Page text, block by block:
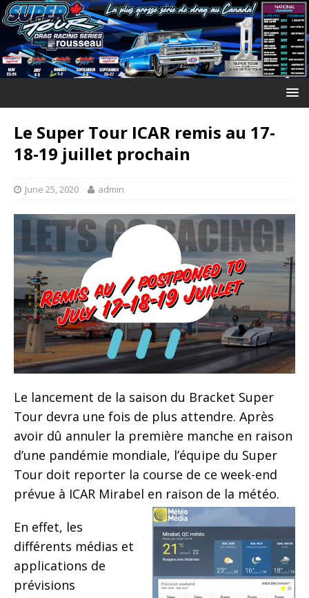
Le Super Tour ICAR remis au 17-
18-19 juillet prochain
June 25, 2020 admin
Le lancement de la saison du Bracket Super
Tour devra une fois de plus attendre. Après
avoir dû annuler la première manche en raison
d’une pandémie mondiale, l’équipe du Super
Tour doit reporter la course de ce week-end
prévue à ICAR Mirabel en raison de la météo.
En effet, les
différents médias et
applications de
prévisions